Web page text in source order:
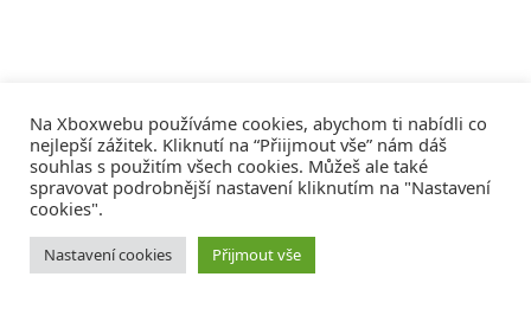
Tvorba webů a sociální služby
Reklama – Inzerce –
Na Xboxwebu používáme cookies, abychom ti nabídli co
nejlepší zážitek. Kliknutí na “Přiijmout vše” nám dáš
souhlas s použitím všech cookies. Můžeš ale také
spravovat podrobnější nastavení kliknutím na "Nastavení
cookies".
Nastavení cookies Přijmout vše